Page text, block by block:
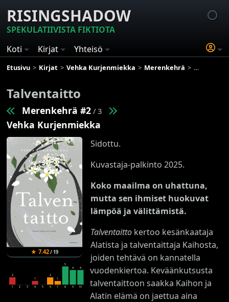
RISINGSHADOW
SPEKULATIIVISTA FIKTIOTA
Koti
Kirjat Yhteisö
Etusivu Kirjat Vehka Kurjenmiekka Merenkehrä
Talventaitto
Merenkehrä #2 / 3
Vehka Kurjenmiekka
★7.42/19
2
1 2 3
1
4 5
2
6
1
7
5
8
4
9
4
10
Sidottu.
Kuvastaja-palkinto 2025.
Koko maailma on uhattuna,
mutta sen ihmiset huokuvat
lämpöä ja välittämistä.
Talventaittokertoo kesänkaataja
Alatista ja talventaittaja Kaihosta,
joiden tehtävä on kannatella
vuodenkiertoa. Keväänkutsusta
talventaittoon saakka Kaihon ja
Alatin elämä on jaettua aina